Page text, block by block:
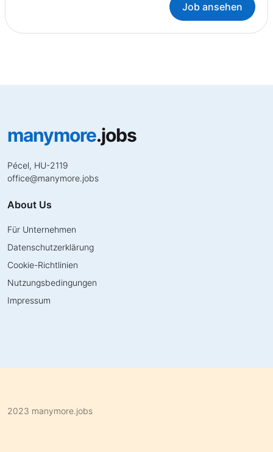
Job ansehen
manymore.jobs
Pécel, HU-2119
office@manymore.jobs
About Us
Für Unternehmen
Datenschutzerklärung
Cookie-Richtlinien
Nutzungsbedingungen
Impressum
2023 manymore.jobs